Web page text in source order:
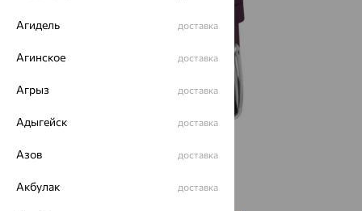
Агидель доставка
Агинское доставка
Агрыз доставка
Адыгейск доставка
Азов доставка
Акбулак доставка